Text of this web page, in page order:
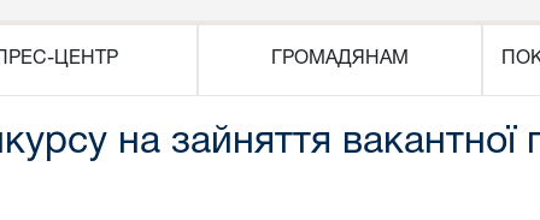
ПРЕС-ЦЕНТР ГРОМАДЯНАМ
на зайняття вакантної